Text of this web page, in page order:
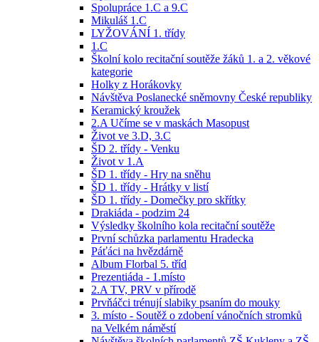
Spolupráce 1.C a 9.C
Mikuláš 1.C
LYŽOVÁNÍ 1. třídy
1.C
Školní kolo recitační soutěže žáků 1. a 2. věkové
kategorie
Holky z Horákovky
Návštěva Poslanecké sněmovny České republiky
Keramický kroužek
2.A Učíme se v maskách Masopust
Život ve 3.D, 3.C
ŠD 2. třídy - Venku
Život v 1.A
ŠD 1. třídy - Hry na sněhu
ŠD 1. třídy - Hrátky v listí
ŠD 1. třídy - Domečky pro skřítky
Drakiáda - podzim 24
Výsledky školního kola recitační soutěže
První schůzka parlamentu Hradecka
Páťáci na hvězdárně
Album Florbal 5. tříd
Prezentiáda - 1.místo
2.A TV, PRV v přírodě
Prvňáčci trénují slabiky psaním do mouky
3. místo - Soutěž o zdobení vánočních stromků
na Velkém náměstí